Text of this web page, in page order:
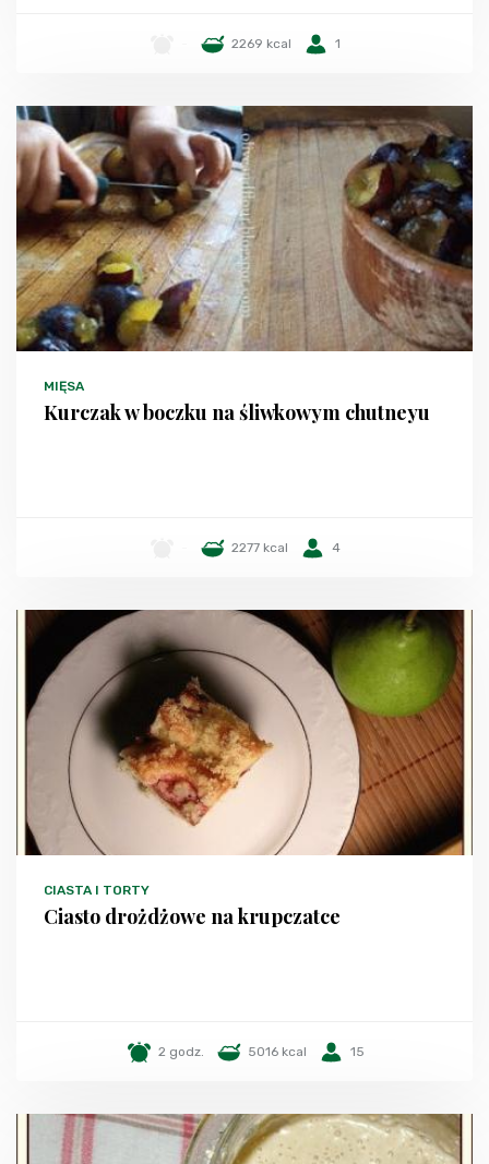
2269 kcal 1
MIĘSA
Kurczak w boczku na śliwkowym chutneyu
2277 kcal 4
CIASTA I TORTY
Ciasto drożdżowe na krupczatce
2 godz. 5016 kcal 15